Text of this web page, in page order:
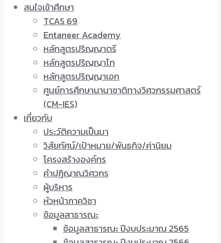
สนใจเข้าศึกษา
TCAS 69
Entaneer Academy
หลักสูตรปริญญาตรี
หลักสูตรปริญญาโท
หลักสูตรปริญญาเอก
ศูนย์การศึกษานานาชาติทางวิศวกรรมศาสตร์
(CM-IES)
เกี่ยวกับ
ประวัติความเป็นมา
วิสัยทัศน์/เป้าหมาย/พันธกิจ/ค่านิยม
โครงสร้างองค์กร
คำปฏิญาณวิศวกร
ผู้บริหาร
หัวหน้าภาควิชา
ข้อมูลสาธารณะ
ข้อมูลสาธารณะ ปีงบประมาณ 2565